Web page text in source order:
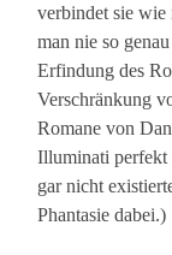
verbindet sie wie
man nie so
Erfindung des
Verschränkung
Romane von
Illuminati perfekt
gar nicht
Phantasie dabei.)